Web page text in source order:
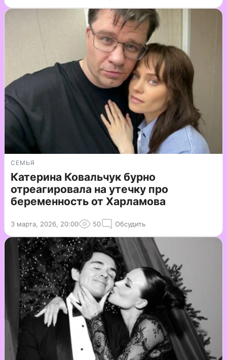
СЕМЬЯ
Катерина Ковальчук бурно
отреагировала на утечку про
беременность от Харламова
3 марта, 2026, 20:00 50 Обсудить